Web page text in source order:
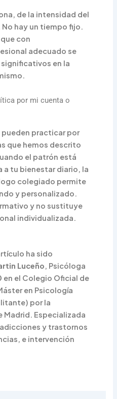
de la intensidad del
hay un tiempo fijo.
con
adecuado se
en la
por mi cuenta o
practicar por
que hemos descrito
el patrón está
a tu bienestar diario, la
colegiado permite
y personalizado.
y no sustituye
individualizada.
ha sido
Luceño, Psicóloga
en el Colegio Oficial de
en Psicología
por la
Madrid. Especializada
y trastornos
e intervención